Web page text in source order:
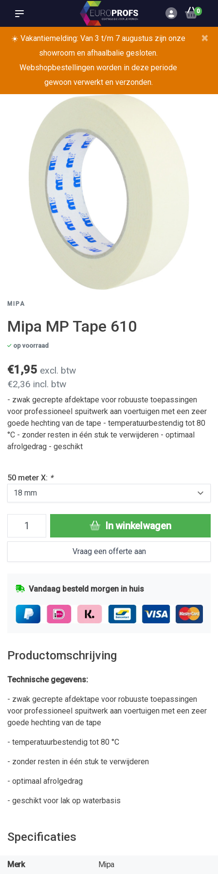
0
☀️ Vakantiemelding: Van 3 t/m 7 augustus zijn onze
showroom en afhaalbalie gesloten.
Webshopbestellingen worden in deze periode
gewoon verwerkt en verzonden.
×
MIPA
Mipa MP Tape 610
op voorraad
€1,95 excl. btw
€2,36 incl. btw
- zwak gecrepte afdektape voor robuuste toepassingen
voor professioneel spuitwerk aan voertuigen met een zeer
goede hechting van de tape - temperatuurbestendig tot 80
°C - zonder resten in één stuk te verwijderen - optimaal
afrolgedrag - geschikt
50 meter X: *
In winkelwagen
Vraag een offerte aan
Vandaag besteld morgen in huis
Productomschrijving
Technische gegevens:
- zwak gecrepte afdektape voor robuuste toepassingen
voor professioneel spuitwerk aan voertuigen met een zeer
goede hechting van de tape
- temperatuurbestendig tot 80 °C
- zonder resten in één stuk te verwijderen
- optimaal afrolgedrag
- geschikt voor lak op waterbasis
Specificaties
Merk Mipa